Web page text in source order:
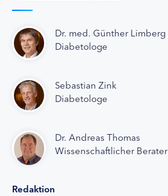
Dr. med. Günther Limberg
Diabetologe
Sebastian Zink
Diabetologe
Dr. Andreas Thomas
Wissenschaftlicher Berater
Redaktion